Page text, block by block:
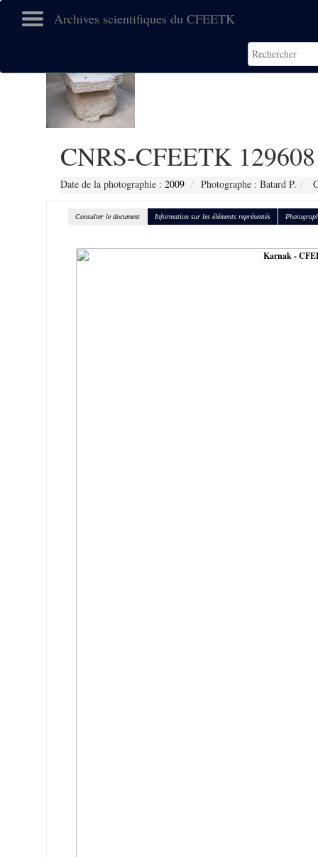
Archives scientifiques du CFEETK
CNRS-CFEETK 129608
Date de la photographie : 2009 Photographe : Batard P.
Consulter le document Information sur les éléments représentés